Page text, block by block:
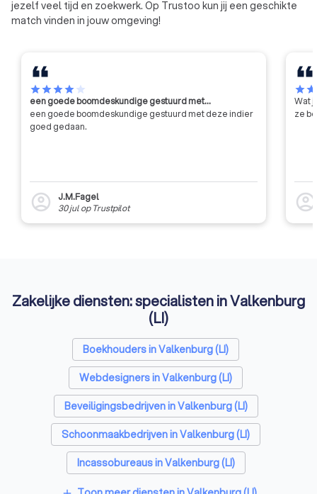
ondernemers. Ze hebben vaak
praktische ervaring binnen de
onderneming. NOAB-leden
hebben klantgerichtheid hoog in
het vaandel hebben staan.
aangesloten bij de
en
vastgesteld door
organisatie.
maken met een
jezelf veel tijd en zoekwerk. Op Trustoo kun jij een geschikte
match vinden in jouw omgeving!
starstarstarstarstar
een goede boomdeskundige gestuurd met…
een goede boomdeskundige gestuurd met deze indier
goed gedaan.
account_circle
J.M.Fagel
30 julop Trustpilot
starstar
Wat
ze
account_circle
Zakelijke diensten: specialisten in Valkenburg
(LI)
Boekhouders in Valkenburg (LI)
Webdesigners in Valkenburg (LI)
Beveiligingsbedrijven in Valkenburg (LI)
Schoonmaakbedrijven in Valkenburg (LI)
Incassobureaus in Valkenburg (LI)
Online marketing bureaus in Valkenburg (LI)